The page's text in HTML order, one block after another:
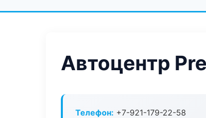
Автоцентр
Телефон: +7-921-179-22-58